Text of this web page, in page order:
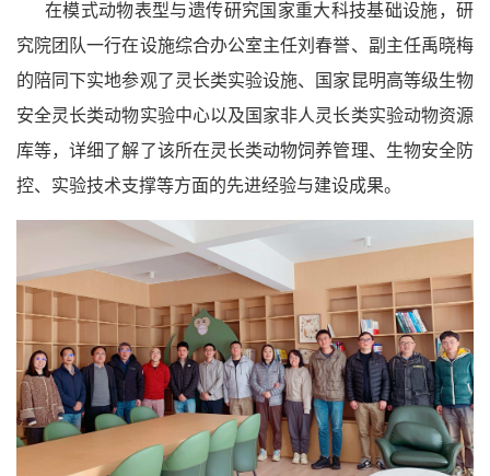
在模式动物表型与遗传研究国家重大科技基础设施，研
究院团队一行在设施综合办公室主任刘春誉、副主任禹晓梅
的陪同下实地参观了灵长类实验设施、国家昆明高等级生物
安全灵长类动物实验中心以及国家非人灵长类实验动物资源
库等，详细了解了该所在灵长类动物饲养管理、生物安全防
控、实验技术支撑等方面的先进经验与建设成果。